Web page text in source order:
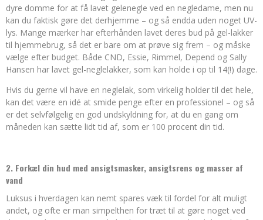
dyre domme for at få lavet gelenegle ved en negledame, men nu
kan du faktisk gøre det derhjemme – og så endda uden noget UV-
lys. Mange mærker har efterhånden lavet deres bud på gel-lakker
til hjemmebrug, så det er bare om at prøve sig frem – og måske
vælge efter budget. Både CND, Essie, Rimmel, Depend og Sally
Hansen har lavet gel-neglelakker, som kan holde i op til 14(!) dage.
Hvis du gerne vil have en neglelak, som virkelig holder til det hele,
kan det være en idé at smide penge efter en professionel – og så
er det selvfølgelig en god undskyldning for, at du en gang om
måneden kan sætte lidt tid af, som er 100 procent din tid.
2. Forkæl din hud med ansigtsmasker, ansigtsrens og masser af
vand
Luksus i hverdagen kan nemt spares væk til fordel for alt muligt
andet, og ofte er man simpelthen for træt til at gøre noget ved